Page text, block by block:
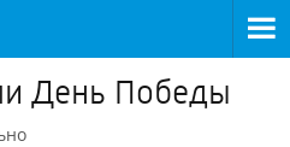
День Победы